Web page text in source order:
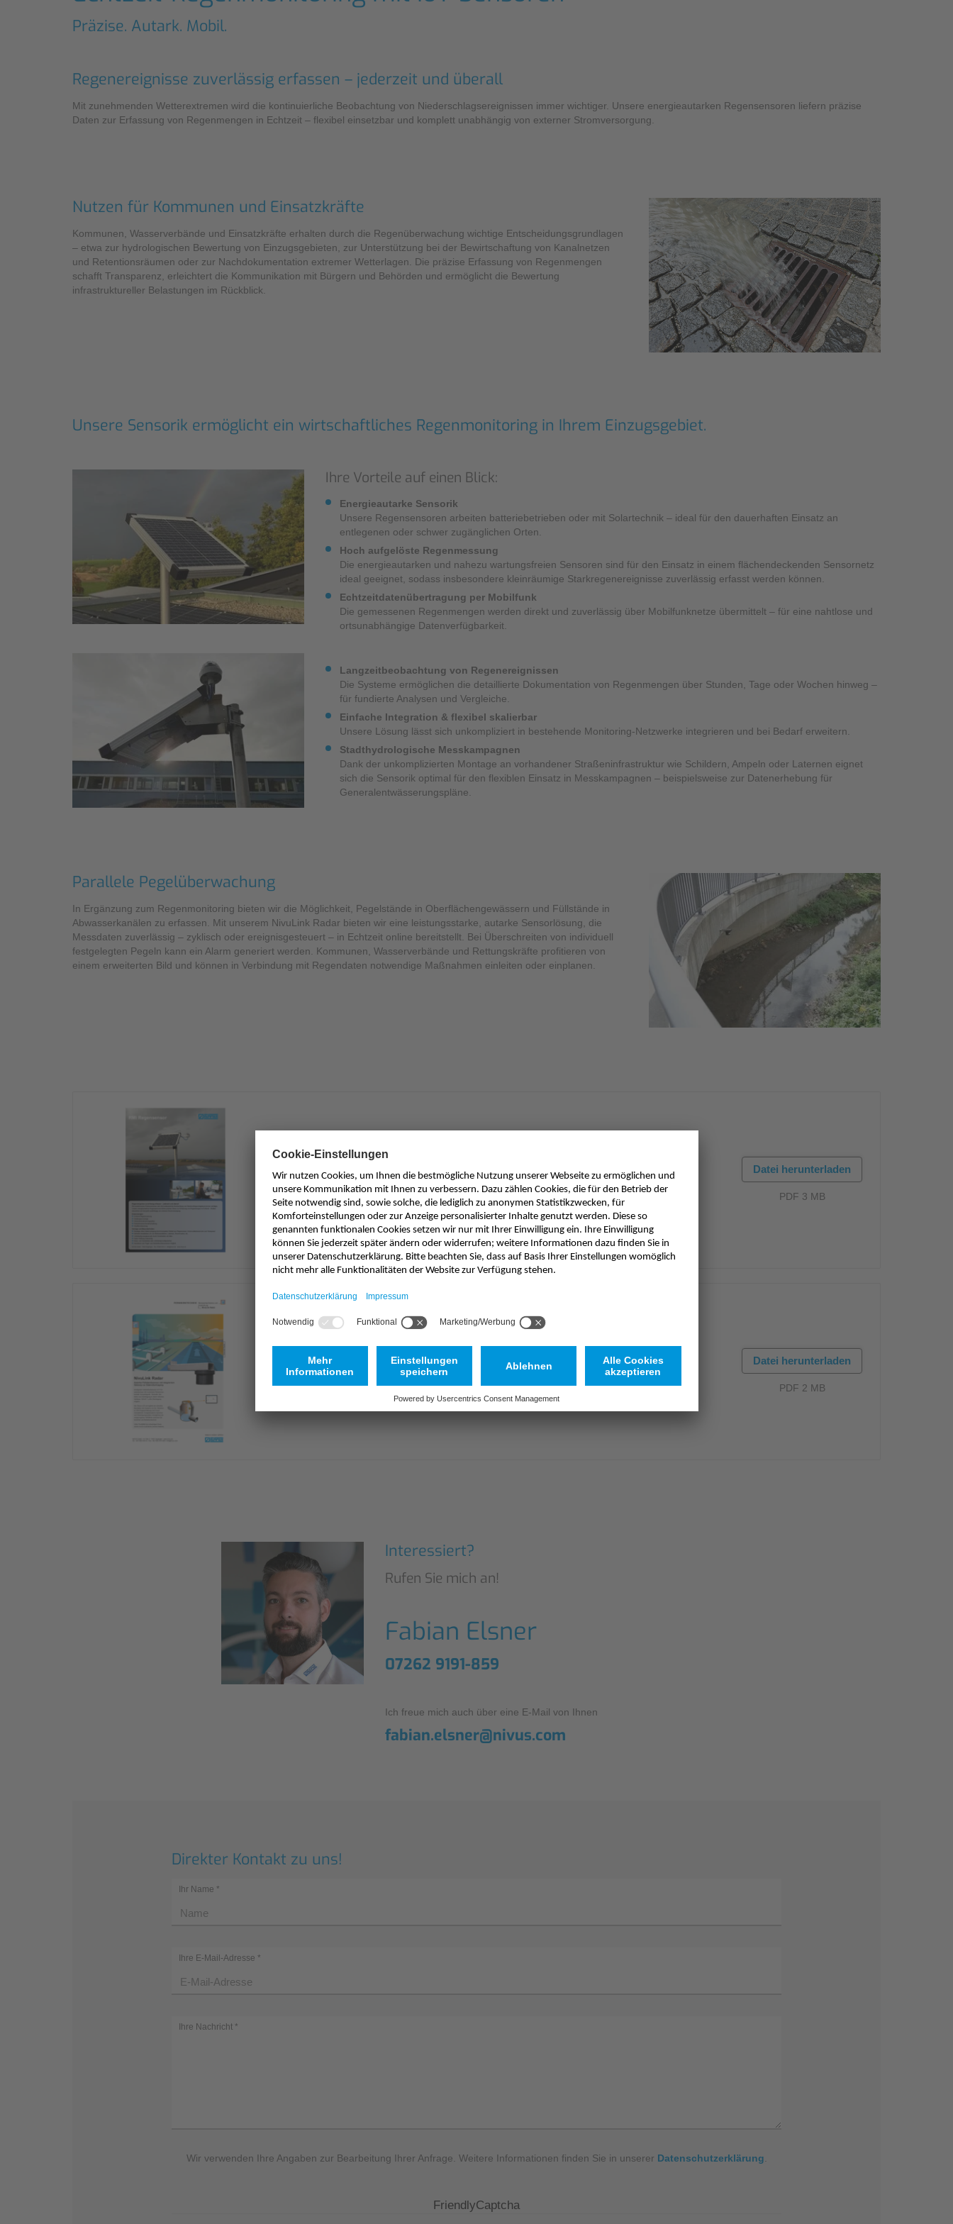
Füllstandsmessung
Grenzstandmessung
Wasserqualität & Analyse
Zubehör
Montagezubehör
Überspannungsschutz
Umfangreiche
Abwasserwärmenutzungsanlage
Know-How
Qualität
Compliance
Kontaktformular
Präzise. Autark. Mobil.
Regenereignisse zuverlässig erfassen – jederzeit und überall
Mit zunehmenden Wetterextremen wird die kontinuierliche Beobachtung von Niederschlagsereignissen immer wichtiger. Unsere energieautarken Regensensoren liefern präzise
Daten zur Erfassung von Regenmengen in Echtzeit – flexibel einsetzbar und komplett unabhängig von externer Stromversorgung.
Nutzen für Kommunen und Einsatzkräfte
Kommunen, Wasserverbände und Einsatzkräfte erhalten durch die Regenüberwachung wichtige Entscheidungsgrundlagen
– etwa zur hydrologischen Bewertung von Einzugsgebieten, zur Unterstützung bei der Bewirtschaftung von Kanalnetzen
und Retentionsräumen oder zur Nachdokumentation extremer Wetterlagen. Die präzise Erfassung von Regenmengen
schafft Transparenz, erleichtert die Kommunikation mit Bürgern und Behörden und ermöglicht die Bewertung
infrastruktureller Belastungen im Rückblick.
Unsere Sensorik ermöglicht ein wirtschaftliches Regenmonitoring in Ihrem Einzugsgebiet.
Ihre Vorteile auf einen Blick:
Energieautarke Sensorik
Unsere Regensensoren arbeiten batteriebetrieben oder mit Solartechnik – ideal für den dauerhaften Einsatz an
entlegenen oder schwer zugänglichen Orten.
Hoch aufgelöste Regenmessung
Die energieautarken und nahezu wartungsfreien Sensoren sind für den Einsatz in einem flächendeckenden Sensornetz
ideal geeignet, sodass insbesondere kleinräumige Starkregenereignisse zuverlässig erfasst werden können.
Echtzeitdatenübertragung per Mobilfunk
Die gemessenen Regenmengen werden direkt und zuverlässig über Mobilfunknetze übermittelt – für eine nahtlose und
ortsunabhängige Datenverfügbarkeit.
Langzeitbeobachtung von Regenereignissen
Die Systeme ermöglichen die detaillierte Dokumentation von Regenmengen über Stunden, Tage oder Wochen hinweg –
für fundierte Analysen und Vergleiche.
Einfache Integration & flexibel skalierbar
Unsere Lösung lässt sich unkompliziert in bestehende Monitoring-Netzwerke integrieren und bei Bedarf erweitern.
Stadthydrologische Messkampagnen
Dank der unkomplizierten Montage an vorhandener Straßeninfrastruktur wie Schildern, Ampeln oder Laternen eignet
sich die Sensorik optimal für den flexiblen Einsatz in Messkampagnen – beispielsweise zur Datenerhebung für
Generalentwässerungspläne.
Parallele Pegelüberwachung
In Ergänzung zum Regenmonitoring bieten wir die Möglichkeit, Pegelstände in Oberflächengewässern und Füllstände in
Abwasserkanälen zu erfassen. Mit unserem NivuLink Radar bieten wir eine leistungsstarke, autarke Sensorlösung, die
Messdaten zuverlässig – zyklisch oder ereignisgesteuert – in Echtzeit online bereitstellt. Bei Überschreiten von individuell
festgelegten Pegeln kann ein Alarm generiert werden. Kommunen, Wasserverbände und Rettungskräfte profitieren von
einem erweiterten Bild und können in Verbindung mit Regendaten notwendige Maßnahmen einleiten oder einplanen.
Datenblatt | RMI Regensensor
Datei herunterladen
PDF 3 MB
Datenblatt | NivuLink Radar
Datei herunterladen
PDF 2 MB
Interessiert?
Rufen Sie mich an!
Fabian Elsner
07262 9191-859
Ich freue mich auch über eine E-Mail von Ihnen
fabian.elsner@nivus.com
Direkter Kontakt zu uns!
Ihr Name *
Ihre E-Mail-Adresse *
Ihre Nachricht *
Wir verwenden Ihre Angaben zur Bearbeitung Ihrer Anfrage. Weitere Informationen finden Sie in unserer Datenschutzerklärung
FriendlyCaptcha